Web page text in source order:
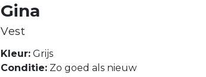
Gina
Vest
Kleur: Grijs
Conditie: Zo goed als nieuw